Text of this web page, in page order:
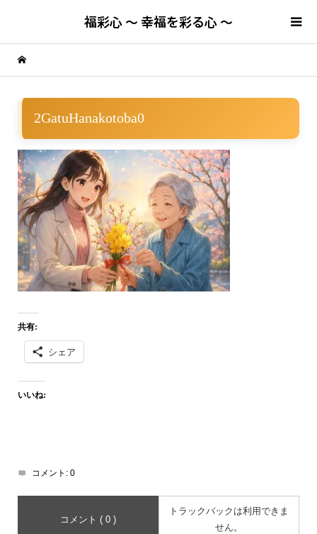
福彩心 ～ 幸福を彩る心 ～
2GatuHanakotoba0
共有:
シェア
いいね:
コメント: 0
コメント ( 0 )
トラックバックは利用できま
せん。